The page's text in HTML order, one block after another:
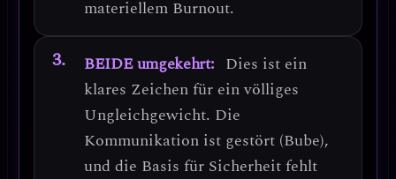
materiellem Burnout.
BEIDE umgekehrt: Dies ist ein
klares Zeichen für einvölliges
Ungleichgewicht. Die
Kommunikation ist gestört (Bube),
und die Basis für Sicherheit fehlt